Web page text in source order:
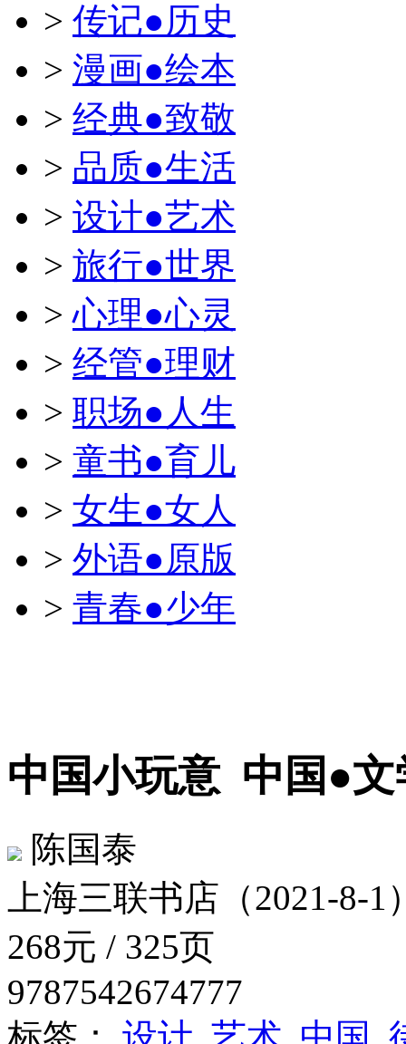
> 传记●历史
> 漫画●绘本
> 经典●致敬
> 品质●生活
> 设计●艺术
> 旅行●世界
>心理●心灵
> 经管●理财
> 职场●人生
> 童书●育儿
> 女生●女人
> 外语●原版
> 青春●少年
中国小玩意 中国●文
陈国泰
上海三联书店（2021-8-1
268元 / 325页
9787542674777
标签： 设计 艺术 中国